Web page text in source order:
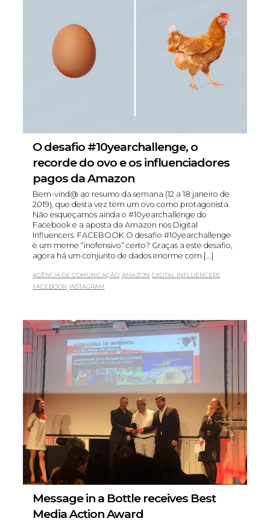
O desafio #‎10yearchallenge, o
recorde do ovo e os influenciadores
pagos da Amazon
Bem-vind@ ao resumo da semana (12 a 18 janeiro de
2019), que desta vez tem um ovo como protagonista.
Não esqueçamos ainda o #10yearchallenge do
Facebook e a aposta da Amazon nos Digital
Influencers. FACEBOOK O desafio ‪#‎10yearchallenge‬
é um meme “inofensivo” certo? Graças a este desafio,
agora há um conjunto de dados enorme com […]
AGÊNCIA DE COMUNICAÇÃO AMAZON DIGITAL INFLUENCERS
FACEBOOK INSTAGRAM
Message in a Bottle receives Best
Media Action Award